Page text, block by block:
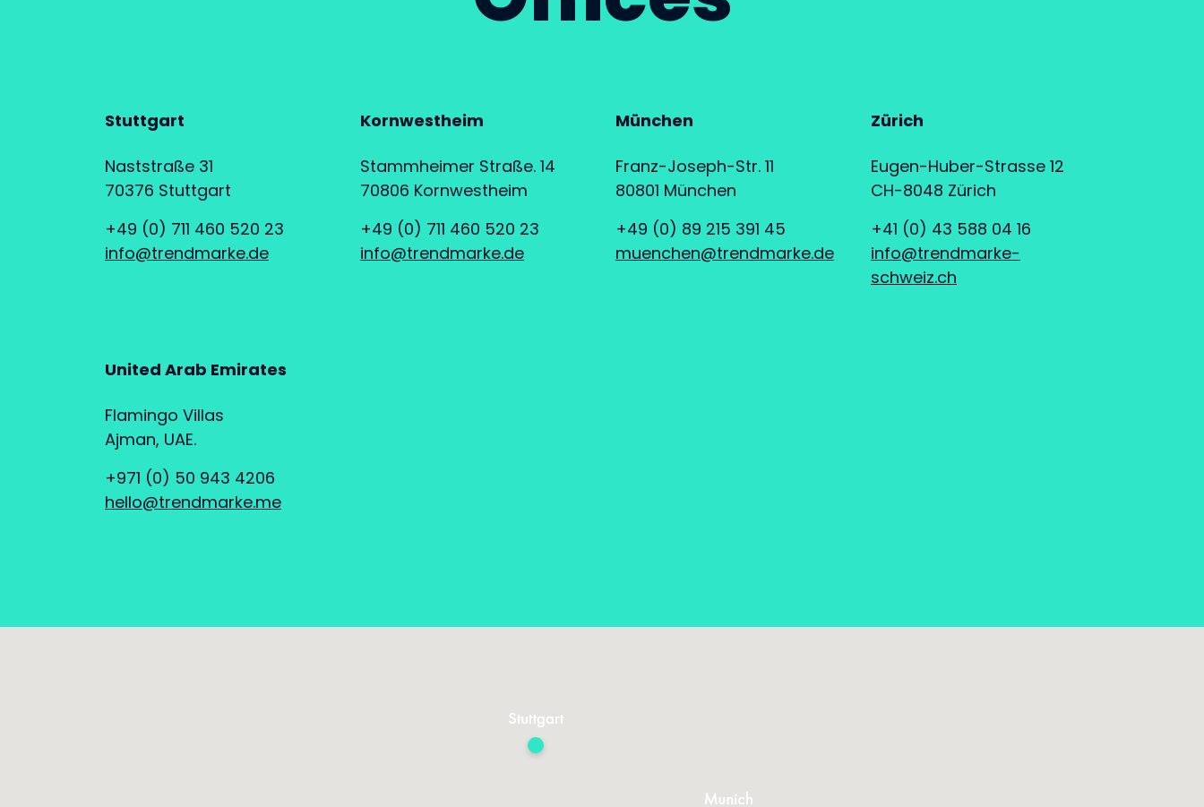
Stuttgart
Naststraße 31
70376 Stuttgart
+49 (0) 711 460 520 23
info@trendmarke.de
Kornwestheim
Stammheimer Straße. 14
70806 Kornwestheim
+49 (0) 711 460 520 23
info@trendmarke.de
München
Franz-Joseph-Str. 11
80801 München
+49 (0) 89 215 391 45
muenchen@trendmarke.de
Zürich
Eugen-Huber-Strasse 12
CH-8048 Zürich
+41 (0) 43 588 04 16
info@trendmarke-
schweiz.ch
United Arab Emirates
Flamingo Villas
Ajman, UAE.
+971 (0) 50 943 4206
hello@trendmarke.me